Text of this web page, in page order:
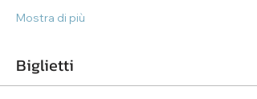
Mostra di più
Biglietti